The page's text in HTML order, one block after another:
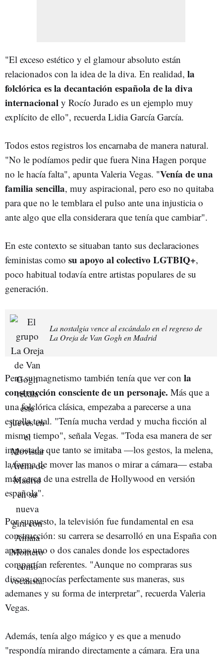
"El exceso estético y el glamour absoluto están
relacionados con la idea de la diva. En realidad, la
folclórica es la decantación española de la diva
internacional y Rocío Jurado es un ejemplo muy
explícito de ello", recuerda Lidia García García.
Todos estos registros los encarnaba de manera natural.
"No le podíamos pedir que fuera Nina Hagen porque
no le hacía falta", apunta Valeria Vegas. "Venía de una
familia sencilla, muy aspiracional, pero eso no quitaba
para que no le temblara el pulso ante una injusticia o
ante algo que ella considerara que tenía que cambiar".
En este contexto se situaban tanto sus declaraciones
feministas como su apoyo al colectivo LGTBIQ+,
poco habitual todavía entre artistas populares de su
generación.
La nostalgia vence al escándalo en el regreso de
La Oreja de Van Gogh en Madrid
Pero su magnetismo también tenía que ver con la
construcción consciente de un personaje. Más que a
una folclórica clásica, empezaba a parecerse a una
estrella total. "Tenía mucha verdad y mucha ficción al
mismo tiempo", señala Vegas. "Toda esa manera de ser
impostada que tanto se imitaba —los gestos, la melena,
la forma de mover las manos o mirar a cámara— estaba
más cerca de una estrella de Hollywood en versión
española".
Por supuesto, la televisión fue fundamental en esa
construcción: su carrera se desarrolló en una España con
apenas uno o dos canales donde los espectadores
compartían referentes. "Aunque no compraras sus
discos, conocías perfectamente sus maneras, sus
ademanes y su forma de interpretar", recuerda Valeria
Vegas.
Además, tenía algo mágico y es que a menudo
"respondía mirando directamente a cámara. Era una